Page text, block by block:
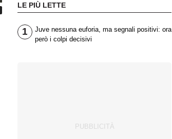
LE PIÙ LETTE
1
Juve nessuna euforia, ma segnali positivi: ora
però i colpi decisivi